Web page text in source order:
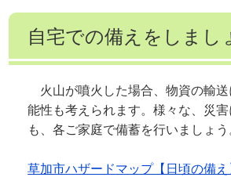
自宅での備えをしまし
火山が噴火した場合、物資の輸
能性も考えられます。様々な、災
も、各ご家庭で備蓄を行いましょう
草加市ハザードマップ【日頃の備え